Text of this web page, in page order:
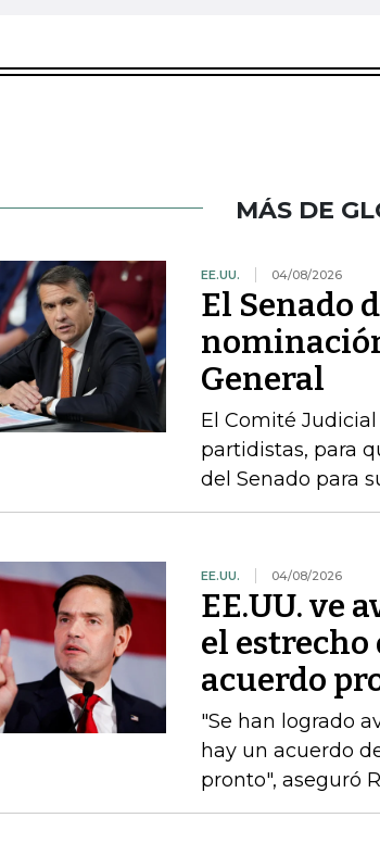
MÁS DE
EE.UU. 04/08/2026
El Senado
General
El Comité Judicial
partidistas, para
del Senado para
EE.UU. 04/08/2026
EE.UU. ve
el estrecho
acuerdo
"Se han logrado
hay un acuerdo
pronto", aseguró